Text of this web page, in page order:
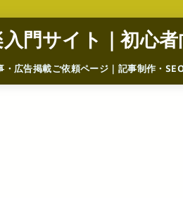
門サイト｜初心
・広告掲載ご依頼ページ｜記事制作・